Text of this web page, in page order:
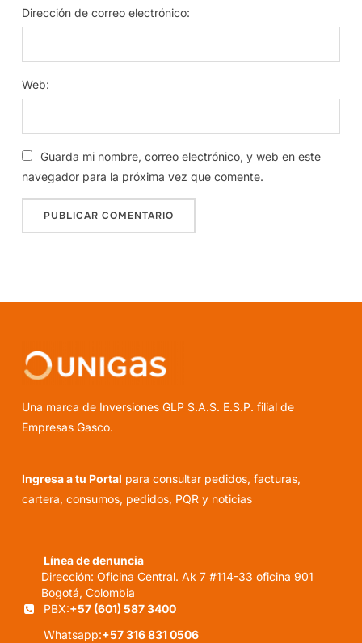
Dirección de correo electrónico:
Web:
Guarda mi nombre, correo electrónico, y web en este
navegador para la próxima vez que comente.
Una marca de Inversiones GLP S.A.S. E.S.P. filial de
Empresas Gasco.
Ingresa a tu Portal para consultar pedidos, facturas,
cartera, consumos, pedidos, PQR y noticias
Línea de denuncia
Dirección: Oficina Central. Ak 7 #114-33 oficina 901
Bogotá, Colombia
PBX:+57 (601) 587 3400
Whatsapp:+57 316 831 0506